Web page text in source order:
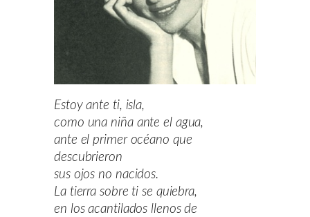
Estoy ante ti, isla,
como una niña ante el agua,
ante el primer océano que
descubrieron
sus ojos no nacidos.
La tierra sobre ti se quiebra,
en los acantilados llenos de